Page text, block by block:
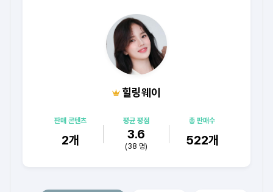
힐링웨이
판매 콘텐츠
2개
평균 평점
3.6
(38 명)
총 판매수
522개